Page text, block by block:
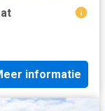
informatie